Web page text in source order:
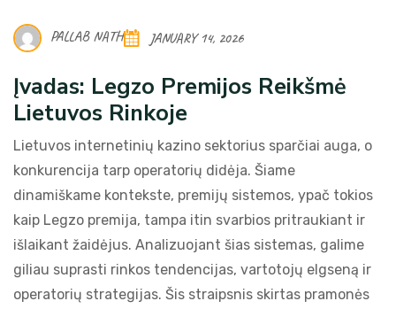
PALLAB NATH JANUARY 14, 2026
Įvadas: Legzo Premijos Reikšmė
Lietuvos Rinkoje
Lietuvos internetinių kazino sektorius sparčiai auga, o
konkurencija tarp operatorių didėja. Šiame
dinamiškame kontekste, premijų sistemos, ypač tokios
kaip Legzo premija, tampa itin svarbios pritraukiant ir
išlaikant žaidėjus. Analizuojant šias sistemas, galime
giliau suprasti rinkos tendencijas, vartotojų elgseną ir
operatorių strategijas. Šis straipsnis skirtas pramonės